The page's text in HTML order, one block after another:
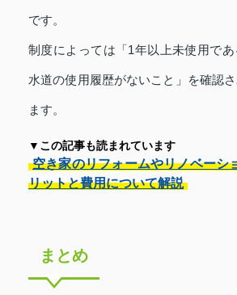
です。
制度によっては「1年以上未使用であ
水道の使用履歴がないこと」を確認
ます。
▼この記事も読まれています
空き家のリフォームやリノベーシ
リットと費用について解説
まとめ